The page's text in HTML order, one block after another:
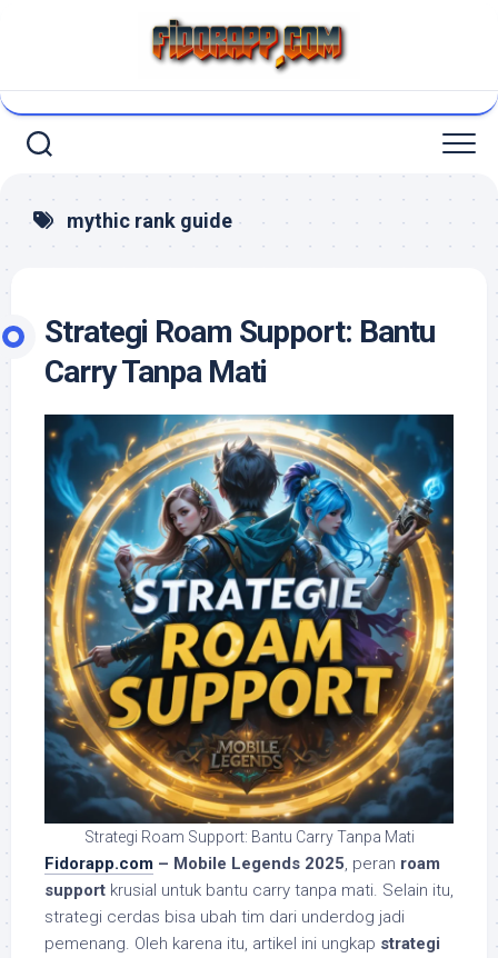
mythic rank guide
Strategi Roam Support: Bantu
Carry Tanpa Mati
Strategi Roam Support: Bantu Carry Tanpa Mati
Fidorapp.com – Mobile Legends 2025, peran roam
support krusial untuk bantu carry tanpa mati. Selain itu,
strategi cerdas bisa ubah tim dari underdog jadi
pemenang. Oleh karena itu, artikel ini ungkap strategi